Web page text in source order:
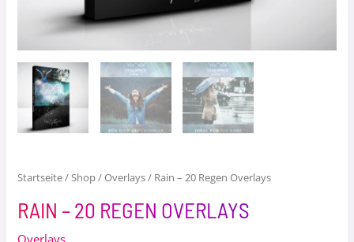
Startseite/ Shop/Overlays/ Rain – 20 Regen Overlays
RAIN – 20 REGEN OVERLAYS
Overlays